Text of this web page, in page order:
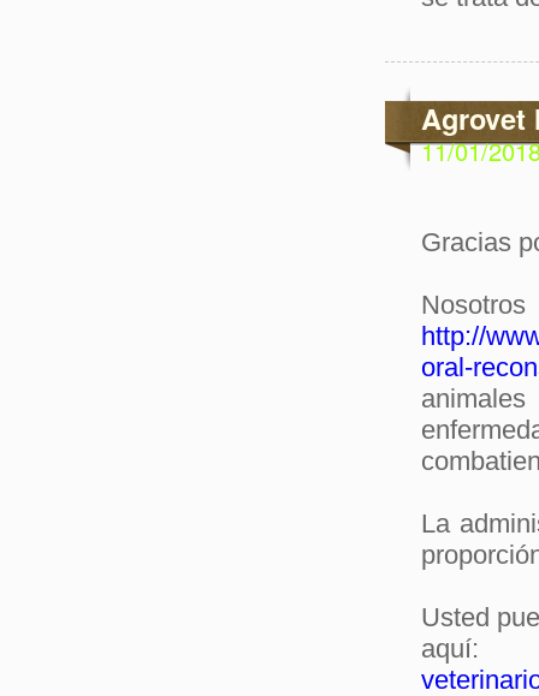
Agrovet
11/01/
Gracias
http://
oral-
La
Usted
aquí: